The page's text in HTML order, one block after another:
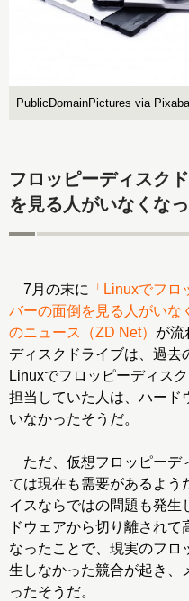
PublicDomainPictures via
フロッピーディスク
を見る人がいなくな
7月の末に
「Linuxでフ
バーの面倒を見る人がいな
のニュース（ZD Net） が流
ディスクドライブは、過去
Linuxでフロッピーディス
担当していた人は、ハード
いなかったそうだ。
ただ、仮想フロッピーデ
ては現在も需要があるよう
イスならではの問題も発生
ドウェアから切り離されて
なったことで、現実のフロ
生しなかった競合が起き、
ったそうだ。